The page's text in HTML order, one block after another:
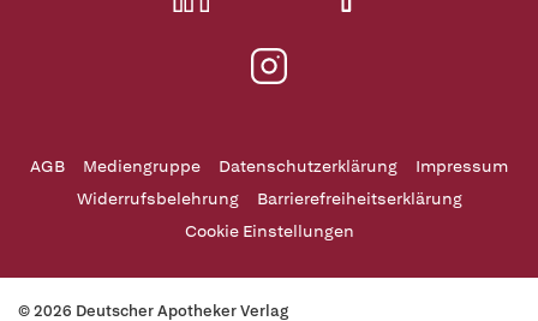
AGB Mediengruppe Datenschutzerklärung
Impressum
Widerrufsbelehrung
Barrierefreiheitserklärung
Cookie Einstellungen
© 2026 Deutscher Apotheker Verlag